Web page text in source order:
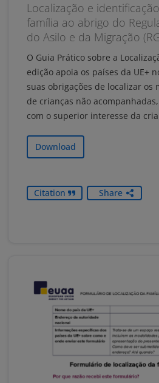
Localização e
família ao abrigo do
do Asilo e da Migração
O Guia Prático sobre a
edição apoia os países da UE+
suas obrigações de localizar os
de crianças não
com o superior interesse da
Download
Citation Share